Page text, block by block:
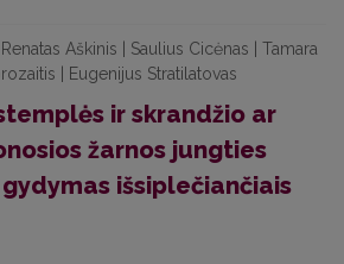
Aškinis | Saulius Cicėnas | Tamara
| Eugenijus Stratilatovas
ir skrandžio ar
žarnos jungties
išsiplečiančiais